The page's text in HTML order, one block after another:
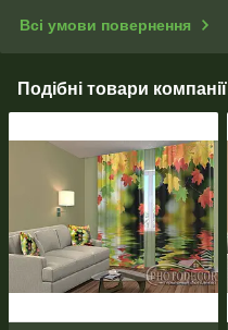
Всі умови повернення
Подібні товари компанії